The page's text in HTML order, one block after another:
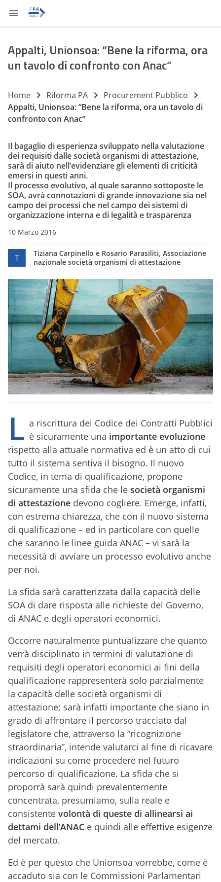
Appalti, Unionsoa: “Bene la riforma, ora
un tavolo di confronto con Anac”
Home Riforma PA
Procurement Pubblico
Appalti, Unionsoa: “Bene la riforma, ora un tavolo di
confronto con Anac”
Il bagaglio di esperienza sviluppato nella valutazione
dei requisiti dalle società organismi di attestazione,
sarà di aiuto nell’evidenziare gli elementi di criticità
emersi in questi anni.
Il processo evolutivo, al quale saranno sottoposte le
SOA, avrà connotazioni di grande innovazione sia nel
campo dei processi che nel campo dei sistemi di
organizzazione interna e di legalità e trasparenza
10 Marzo 2016
T
Tiziana Carpinello e Rosario Parasiliti, Associazione
nazionale società organismi di attestazione
L a riscrittura del Codice dei Contratti Pubblici
è sicuramente una importante evoluzione
rispetto alla attuale normativa ed è un atto di cui
tutto il sistema sentiva il bisogno. Il nuovo
Codice, in tema di qualificazione, propone
sicuramente una sfida che le società organismi
di attestazione devono cogliere. Emerge, infatti,
con estrema chiarezza, che con il nuovo sistema
di qualificazione – ed in particolare con quelle
che saranno le linee guida ANAC – vi sarà la
necessità di avviare un processo evolutivo anche
per noi.
La sfida sarà caratterizzata dalla capacità delle
SOA di dare risposta alle richieste del Governo,
di ANAC e degli operatori economici.
Occorre naturalmente puntualizzare che quanto
verrà disciplinato in termini di valutazione di
requisiti degli operatori economici ai fini della
qualificazione rappresenterà solo parzialmente
la capacità delle società organismi di
attestazione; sarà infatti importante che siano in
grado di affrontare il percorso tracciato dal
legislatore che, attraverso la “ricognizione
straordinaria”, intende valutarci al fine di ricavare
indicazioni su come procedere nel futuro
percorso di qualificazione. La sfida che si
proporrà sarà quindi prevalentemente
concentrata, presumiamo, sulla reale e
consistente volontà di queste di allinearsi ai
dettami dell’ANAC e quindi alle effettive esigenze
del mercato.
Ed è per questo che Unionsoa vorrebbe, come è
accaduto sia con le Commissioni Parlamentari